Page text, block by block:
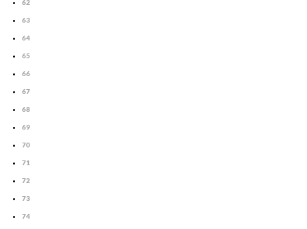
62
63
64
65
66
67
68
69
70
71
72
73
74